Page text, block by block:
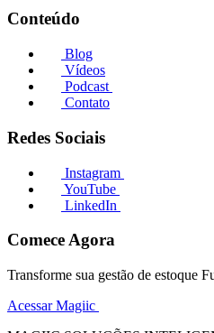
Conteúdo
Blog
Vídeos
Podcast
Contato
Redes Sociais
Instagram
YouTube
LinkedIn
Comece Agora
Transforme sua gestão de estoque
Acessar Magiic